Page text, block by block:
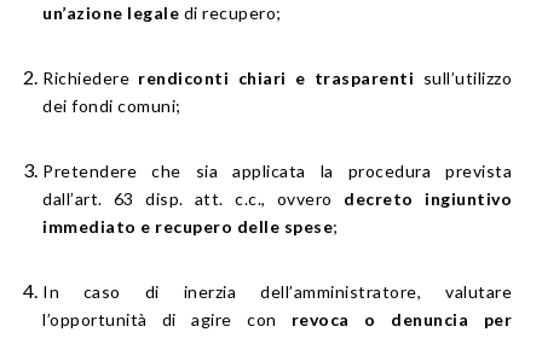
un’azione legale di recupero;
Richiedere rendiconti chiari e trasparenti sull’utilizzo
dei fondi comuni;
Pretendere che sia applicata la procedura prevista
dall’art. 63 disp. att. c.c., ovvero decreto ingiuntivo
immediato e recupero delle spese;
In caso di inerzia dell’amministratore, valutare
l’opportunità di agire con revoca o denuncia per